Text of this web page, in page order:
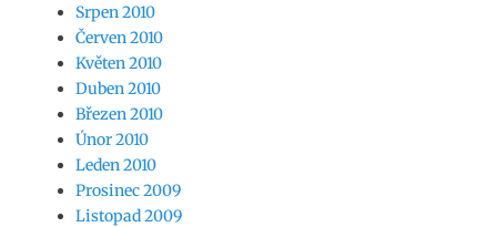
Srpen 2010
Červen 2010
Květen 2010
Duben 2010
Březen 2010
Únor 2010
Leden 2010
Prosinec 2009
Listopad 2009